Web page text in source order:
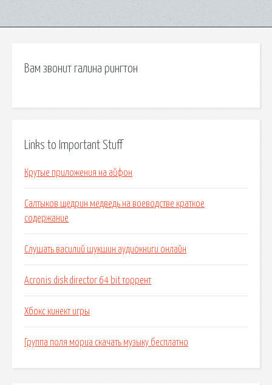
Вам звонит галина рингтон
Links to Important Stuff
Крутые приложения на айфон
Салтыков щедрин медведь на воеводстве краткое
содержание
Слушать василий шукшин аудиокниги онлайн
Acronis disk director 64 bit торрент
Хбокс кинект игры
Группа поля мориа скачать музыку бесплатно